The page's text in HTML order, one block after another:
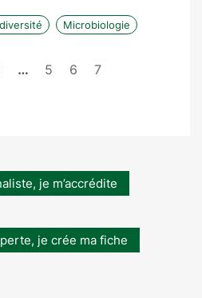
Microbiologie
… 5 6 7
je m’accrédite
je crée ma fiche